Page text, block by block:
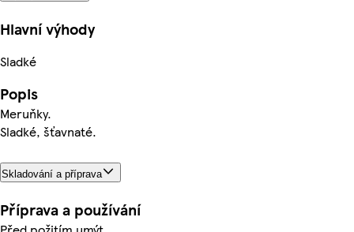
Hlavní výhody
Sladké
Popis
Meruňky.
Sladké, šťavnaté.
Skladování a příprava
Příprava a používání